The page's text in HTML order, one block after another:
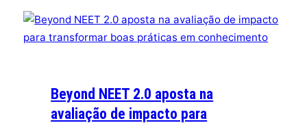
Beyond NEET 2.0 aposta na
avaliação de impacto para